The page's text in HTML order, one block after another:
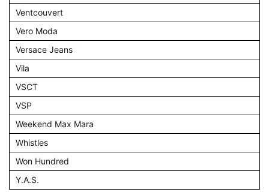
Ventcouvert
Vero Moda
Versace Jeans
Vila
VSCT
VSP
Weekend Max Mara
Whistles
Won Hundred
Y.A.S.